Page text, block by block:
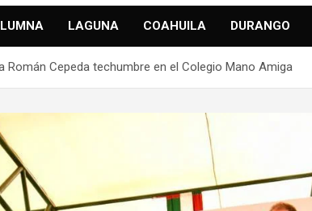
LAGUNA COAHUILA DURANGO
Román Cepeda techumbre en el Colegio Mano Amiga